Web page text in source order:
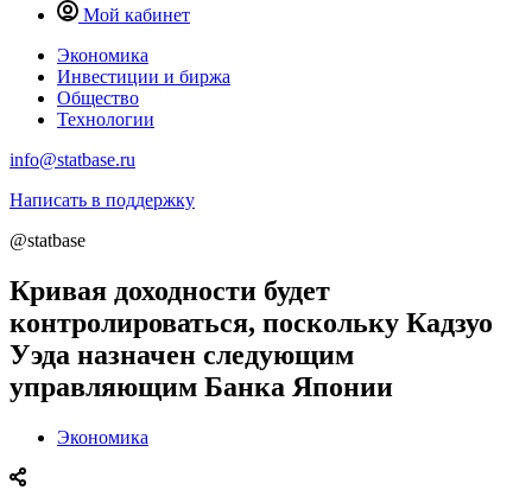
Мой кабинет
Экономика
Инвестиции и биржа
Общество
Технологии
info@statbase.ru
Написать в поддержку
@statbase
Кривая доходности будет
контролироваться, поскольку Кадзуо
Уэда назначен следующим
управляющим Банка Японии
Экономика